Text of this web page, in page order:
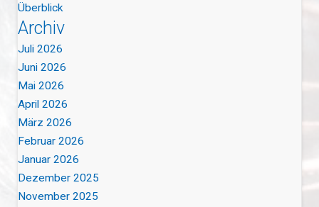
Überblick
Archiv
Juli 2026
Juni 2026
Mai 2026
April 2026
März 2026
Februar 2026
Januar 2026
Dezember 2025
November 2025